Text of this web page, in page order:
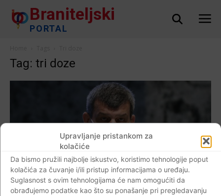
Upravljanje pristankom za
kolačiće
Da bismo pružili najbolje iskustvo, koristimo tehnologije poput
kolačića za čuvanje i/ili pristup informacijama o uređaju.
Suglasnost s ovim tehnologijama će nam omogućiti da
obrađujemo podatke kao što su ponašanje pri pregledavanju
Braniteljski
PORTAL
Tag: tri doze